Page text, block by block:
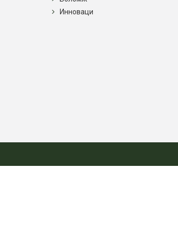
Инноваци